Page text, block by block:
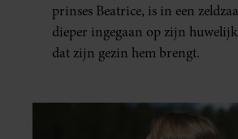
prinses Beatrice, is in een
dieper ingegaan op zijn
dat zijn gezin hem brengt.